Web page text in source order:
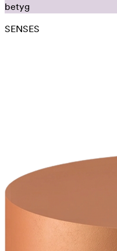
betyg
SENSES